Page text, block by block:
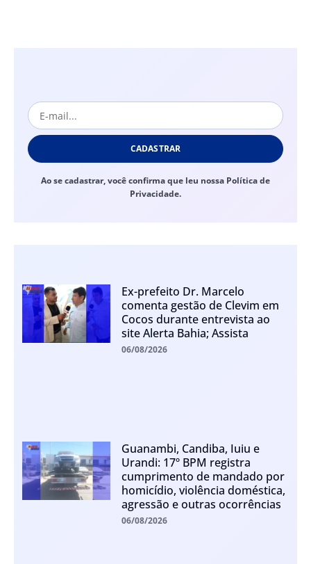
CADASTRAR
Ao se cadastrar, você confirma que leu nossa Política de
Privacidade.
Ex-prefeito Dr. Marcelo
comenta gestão de Clevim em
Cocos durante entrevista ao
site Alerta Bahia; Assista
06/08/2026
Guanambi, Candiba, Iuiu e
Urandi: 17º BPM registra
cumprimento de mandado por
homicídio, violência doméstica,
agressão e outras ocorrências
06/08/2026